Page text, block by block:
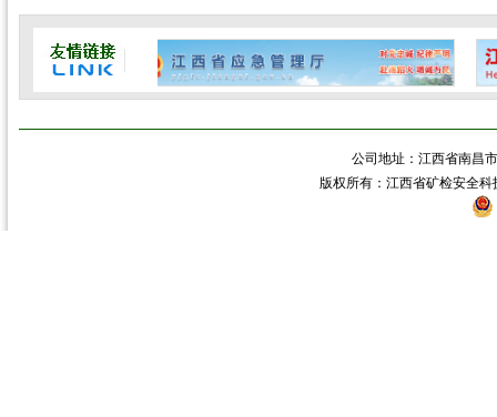
公司地址：江西省南昌
版权所有：江西省矿检安全